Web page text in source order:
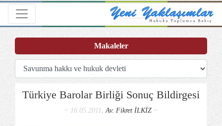
Toggle navigation
Türkiye Barolar Birliği Sonuç Bildirgesi
~ 16.05.2011,Av. Fikret İLKİZ ~
Makaleler